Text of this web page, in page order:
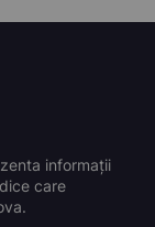
informații
care